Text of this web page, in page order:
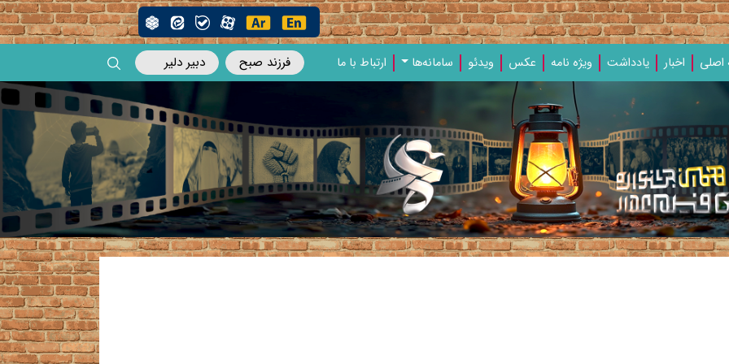
فرزند صبح دبیر دلیر اخبار یادداشت‌ ویژه‌ نامه‌ عکس ویدئو سامانه‌ها ارتباط با ما